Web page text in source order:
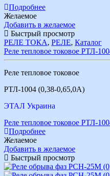
Подробнее
Желаемое
Добавить в желаемое
Быстрый просмотр
РЕЛЕ ТОКА, РЕЛЕ, Каталог
Реле тепловое токовое РТЛ-
Реле тепловое токовое
РТЛ-1004 (0,38-0,65,0А)
ЭТАЛ Украина
Реле тепловое токовое РТЛ-
Подробнее
Желаемое
Добавить в желаемое
Быстрый просмотр